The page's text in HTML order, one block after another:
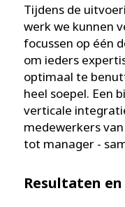
Tijdens de
werk we kunnen
focussen op één
om ieders
optimaal te
heel soepel. Een
verticale
medewerkers
tot manager -
Resultaten